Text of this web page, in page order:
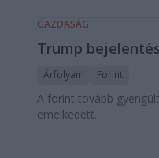
GAZDASÁG
Trump
Árfolyam Forint
A forint tovább
emelkedett.